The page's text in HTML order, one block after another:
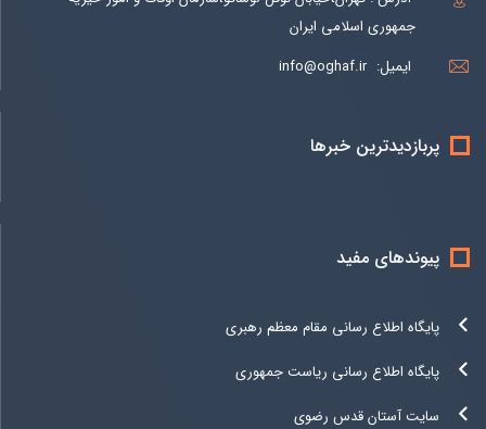
جمهوری اسلامی ایران
ایمیل: info@oghaf.ir
پربازدیدترین خبرها
پیوندهای مفید
پایگاه اطلاع رسانی مقام معظم رهبری
پایگاه اطلاع رسانی ریاست جمهوری
سایت آستان قدس رضوی